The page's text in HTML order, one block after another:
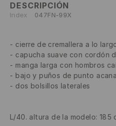
DESCRIPCIÓN
Index 047FN-99X
cierre de cremallera a lo
capucha suave con cordón
manga larga con hombros
bajo y puños de punto
dos bolsillos laterales
L/40. altura de la modelo: 185